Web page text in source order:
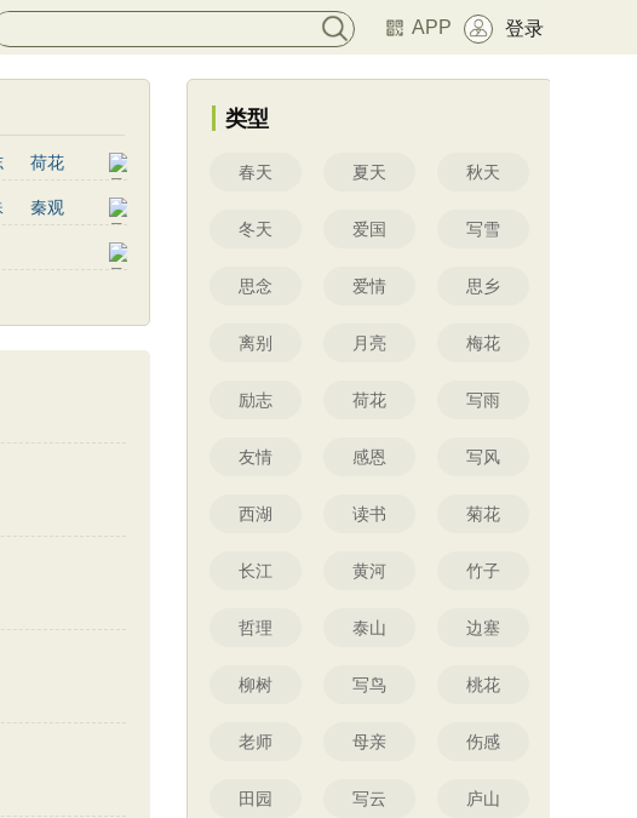
APP 登录
荷花
写鸟
秦观
范成大
类型
春天 夏天 秋天
冬天 爱国 写雪
思念 爱情 思乡
离别 月亮 梅花
励志 荷花 写雨
友情 感恩 写风
西湖 读书 菊花
长江 黄河 竹子
哲理 泰山 边塞
柳树 写鸟 桃花
老师 母亲 伤感
田园 写云 庐山